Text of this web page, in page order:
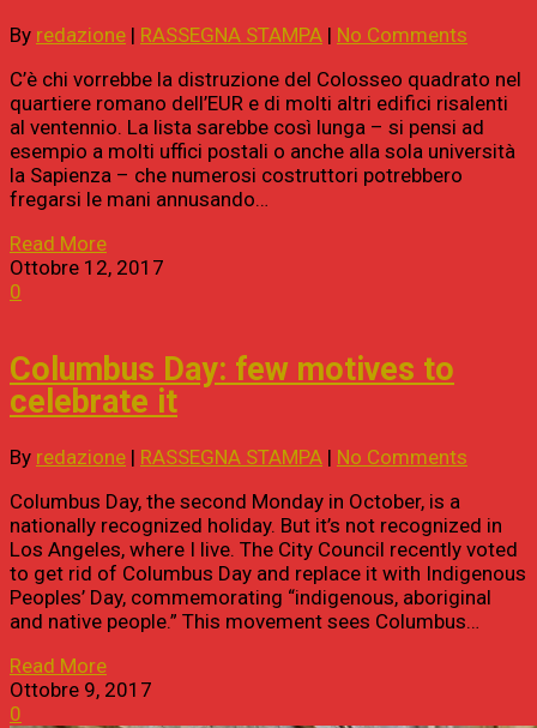
By redazione | RASSEGNA STAMPA | No Comments
C’è chi vorrebbe la distruzione del Colosseo quadrato nel
quartiere romano dell’EUR e di molti altri edifici risalenti
al ventennio. La lista sarebbe così lunga – si pensi ad
esempio a molti uffici postali o anche alla sola università
la Sapienza – che numerosi costruttori potrebbero
fregarsi le mani annusando…
Read More
Ottobre 12, 2017
0
Columbus Day: few motives to
celebrate it
By redazione | RASSEGNA STAMPA | No Comments
Columbus Day, the second Monday in October, is a
nationally recognized holiday. But it’s not recognized in
Los Angeles, where I live. The City Council recently voted
to get rid of Columbus Day and replace it with Indigenous
Peoples’ Day, commemorating “indigenous, aboriginal
and native people.” This movement sees Columbus…
Read More
Ottobre 9, 2017
0